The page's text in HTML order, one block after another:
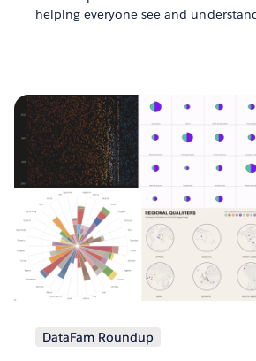
helping everyone see and
DataFam Roundup